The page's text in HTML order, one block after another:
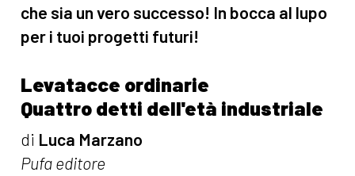
che sia un vero successo! In bocca al lupo
per i tuoi progetti futuri!
Levatacce ordinarie
Quattro detti dell'età industriale
di Luca Marzano
Pufa editore